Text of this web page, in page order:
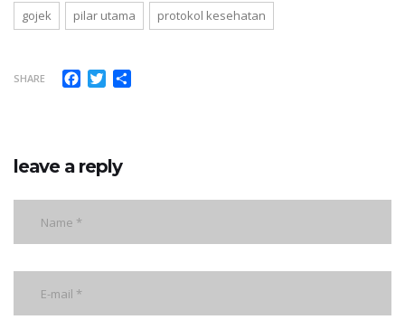
gojek pilar utama protokol kesehatan
SHARE Facebook
Twitter
leave a reply